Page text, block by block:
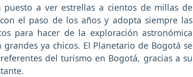
a ver estrellas a cientos de millas de
el paso de los años y adopta siempre las
para hacer de la exploración astronómica
ya chicos. El Planetario de Bogotá se
del turismo en Bogotá, gracias a su